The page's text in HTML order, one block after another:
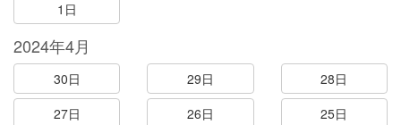
1日
2024年4月
30日 29日
28日
27日
26日
25日